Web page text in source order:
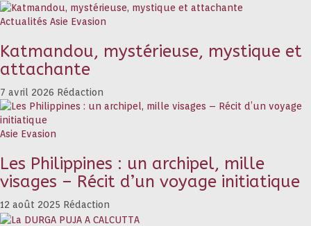
Actualités Asie Evasion
Katmandou, mystérieuse, mystique et
attachante
7 avril 2026 Rédaction
Asie Evasion
Les Philippines : un archipel, mille
visages – Récit d’un voyage initiatique
12 août 2025 Rédaction